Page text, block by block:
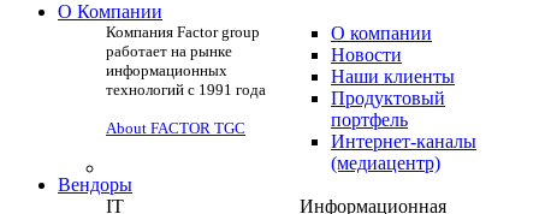
О Компании
Компания Factor group
работает на рынке
информационных
технологий с 1991 года
About FACTOR TGC
О компании
Новости
Наши клиенты
Продуктовый
портфель
Интернет-каналы
(медиацентр)
Вендоры
IT
Информационная